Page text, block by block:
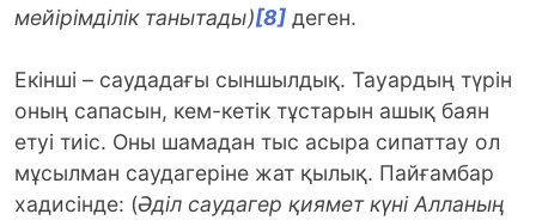
мейірімділік танытады)[8] деген.
Екінші – cаудадағы сыншылдық. Тауардың түрін
оның сапасын, кем-кетік тұстарын ашық баян
етуі тиіс. Оны шамадан тыс асыра сипаттау ол
мұсылман саудагеріне жат қылық. Пайғамбар
хадисінде: (Әділ саудагер қиямет күні Алланың